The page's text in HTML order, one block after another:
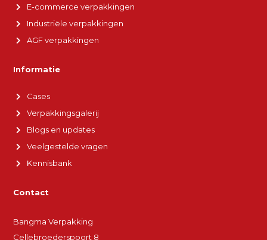
E-commerce verpakkingen
Industriële verpakkingen
AGF verpakkingen
Informatie
Cases
Verpakkingsgalerij
Blogs en updates
Veelgestelde vragen
Kennisbank
Contact
Bangma Verpakking
Cellebroederspoort 8